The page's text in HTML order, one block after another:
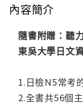
內容簡介
隨書附贈：聽
東吳大學日文
1.日檢N5常考
2.全書共56個